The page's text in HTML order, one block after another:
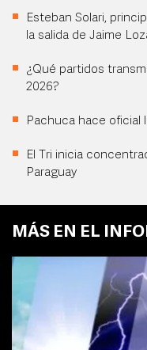
Esteban Solari,
la salida de Jaime
¿Qué partidos
2026?
Pachuca hace oficial
El Tri inicia
Paraguay
MÁS EN EL